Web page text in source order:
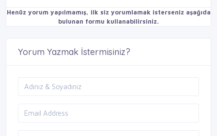
Henüz yorum yapılmamış, ilk siz yorumlamak isterseniz aşağıda
bulunan formu kullanabilirsiniz.
Yorum Yazmak İstermisiniz?